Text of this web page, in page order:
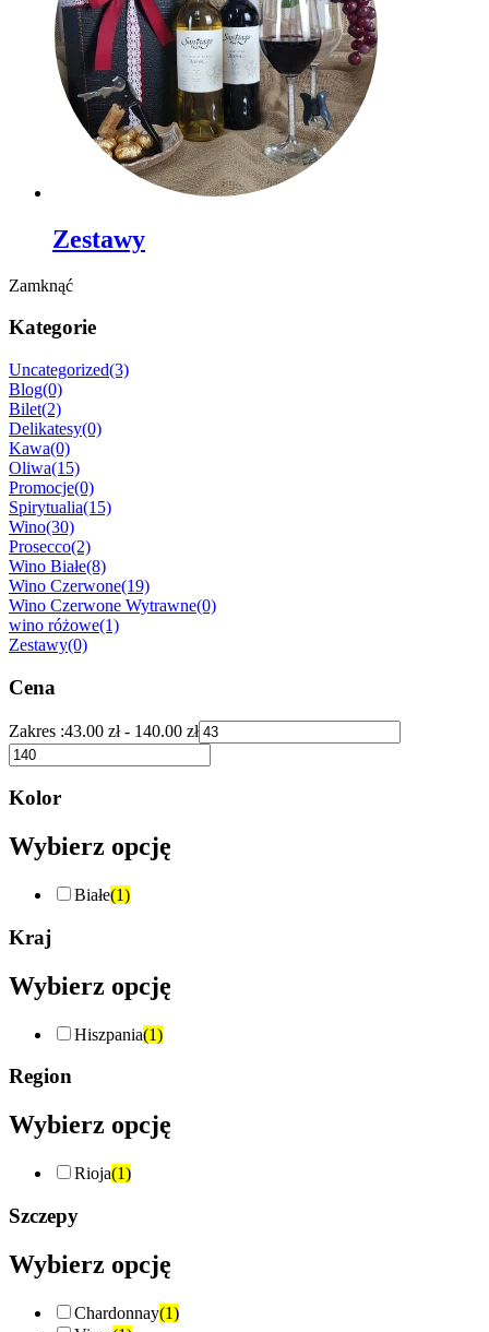
Zestawy
Zamknąć
Kategorie
Uncategorized(3)
Blog(0)
Bilet(2)
Delikatesy(0)
Kawa(0)
Oliwa(15)
Promocje(0)
Spirytualia(15)
Wino(30)
Prosecco(2)
Wino Białe(8)
Wino Czerwone(19)
Wino Czerwone Wytrawne(0)
wino różowe(1)
Zestawy(0)
Cena
Zakres :43.00 zł- 140.00 zł
Kolor
Wybierz opcję
Białe(1)
Kraj
Wybierz opcję
Hiszpania(1)
Region
Wybierz opcję
Rioja(1)
Szczepy
Wybierz opcję
Chardonnay(1)